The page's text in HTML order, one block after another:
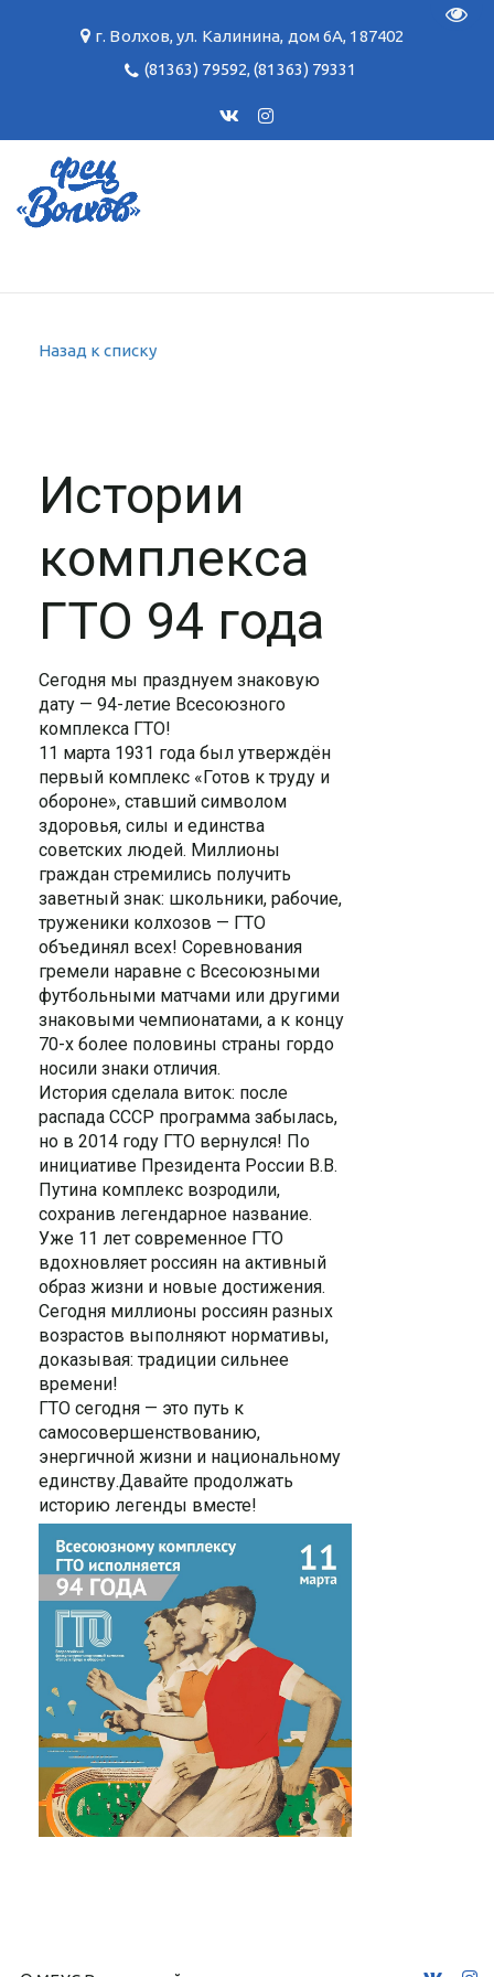
г. Волхов,ул. Калинина, дом 6А, 187402
(81363) 79592,(81363) 79331
Назад к списку
Истории
комплекса
ГТО 94 года
Сегодня мы празднуем знаковую
дату — 94-летие Всесоюзного
комплекса ГТО!
11 марта 1931 года был утверждён
первый комплекс «Готов к труду и
обороне», ставший символом
здоровья, силы и единства
советских людей. Миллионы
граждан стремились получить
заветный знак: школьники, рабочие,
труженики колхозов — ГТО
объединял всех! Соревнования
гремели наравне с Всесоюзными
футбольными матчами или другими
знаковыми чемпионатами, а к концу
70-х более половины страны гордо
носили знаки отличия.
История сделала виток: после
распада СССР программа забылась,
но в 2014 году ГТО вернулся! По
инициативе Президента России В.В.
Путина комплекс возродили,
сохранив легендарное название.
Уже 11 лет современное ГТО
вдохновляет россиян на активный
образ жизни и новые достижения.
Сегодня миллионы россиян разных
возрастов выполняют нормативы,
доказывая: традиции сильнее
времени!
ГТО сегодня — это путь к
самосовершенствованию,
энергичной жизни и национальному
единству.Давайте продолжать
историю легенды вместе!